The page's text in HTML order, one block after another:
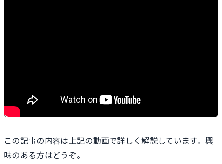
この記事の内容は上記の動画で詳しく解説しています。興
味のある方はどうぞ。